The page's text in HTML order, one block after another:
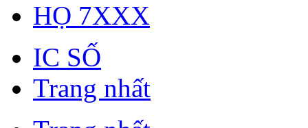
HỌ 7XXX
IC SỐ
Trang nhất